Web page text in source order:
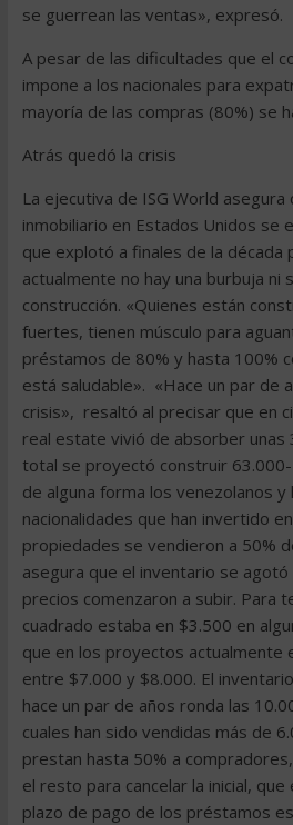
se guerrean las ventas», expresó.
A pesar de las dificultades que el
impone a los nacionales para
mayoría de las compras (80%) se
Atrás quedó la crisis
La ejecutiva de ISG World asegura
inmobiliario en Estados Unidos se
que explotó a finales de la década
actualmente no hay una burbuja ni
construcción. «Quienes están
fuertes, tienen músculo para
préstamos de 80% y hasta 100%
está saludable». «Hace un par de
crisis», resaltó al precisar que en
real estate vivió de absorber unas
total se proyectó construir
de alguna forma los venezolanos
nacionalidades que han invertido
propiedades se vendieron a 50%
asegura que el inventario se agotó
precios comenzaron a subir. Para
cuadrado estaba en $3.500 en
que en los proyectos actualmente
entre $7.000 y $8.000. El
hace un par de años ronda las
cuales han sido vendidas más de
prestan hasta 50% a
el resto para cancelar la inicial, que
plazo de pago de los préstamos